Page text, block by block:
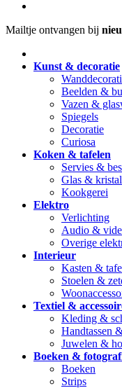
Mailtje ontvangen bij
Kunst & decoratie
Beelden &
Vazen &
Spiegels
Decoratie
Curiosa
Koken & tafelen
Servies &
Glas & kristal
Kookgerei
Elektro
Verlichting
Audio &
Overige
Interieur
Kasten &
Stoelen &
Textiel &
Kleding &
Handtassen
Juwelen &
Boeken &
Boeken
Strips